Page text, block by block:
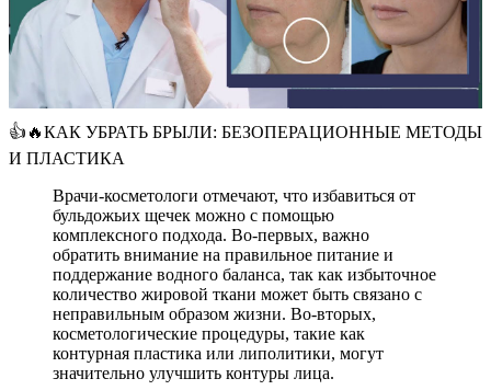
👍🔥КАК УБРАТЬ БРЫЛИ: БЕЗОПЕРАЦИОННЫЕ МЕТОДЫ
И ПЛАСТИКА
Врачи-косметологи отмечают, что избавиться от
бульдожьих щечек можно с помощью
комплексного подхода. Во-первых, важно
обратить внимание на правильное питание и
поддержание водного баланса, так как избыточное
количество жировой ткани может быть связано с
неправильным образом жизни. Во-вторых,
косметологические процедуры, такие как
контурная пластика или липолитики, могут
значительно улучшить контуры лица.